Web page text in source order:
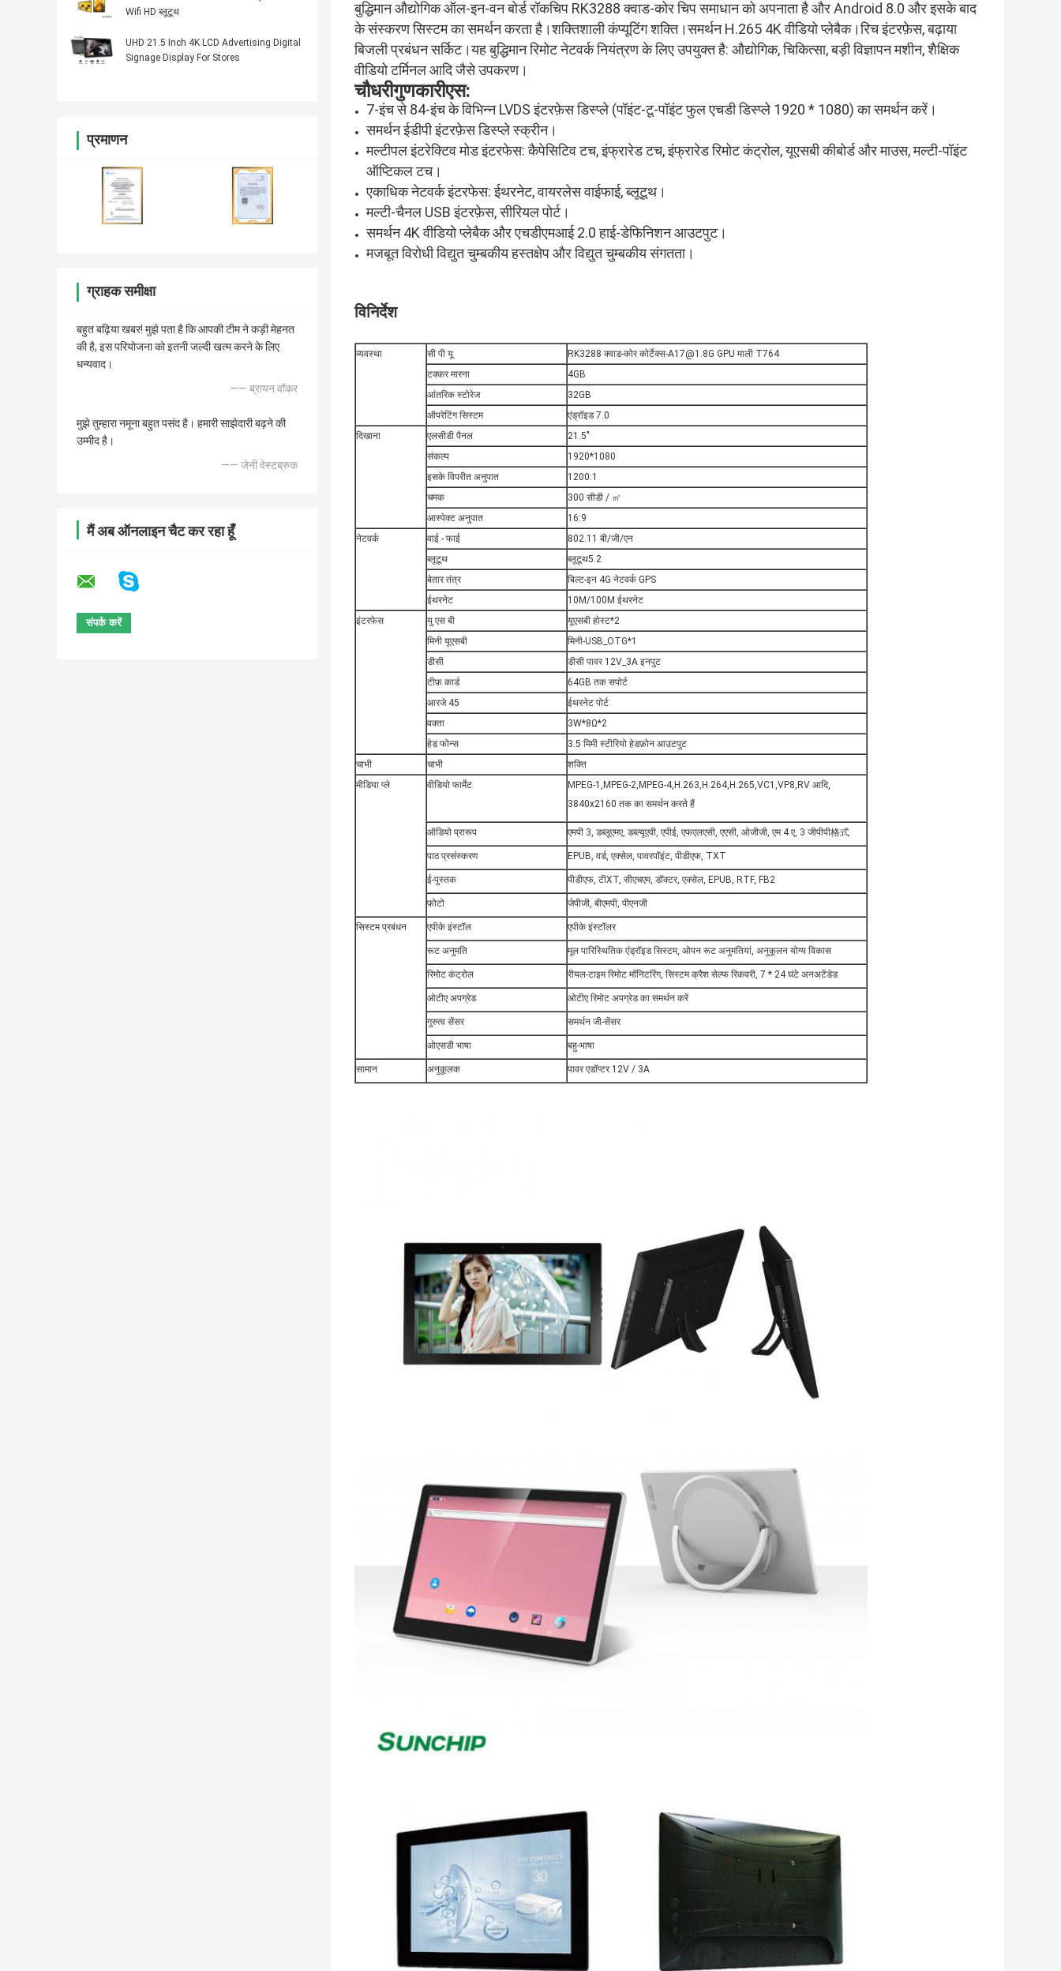
Wifi HD ब्लूटूथ
UHD 21.5 Inch 4K LCD Advertising Digital
Signage Display For Stores
प्रमाणन
ग्राहक समीक्षा
बहुत बढ़िया खबर! मुझे पता है कि आपकी टीम ने कड़ी मेहनत
की है, इस परियोजना को इतनी जल्दी खत्म करने के लिए
धन्यवाद।
—— ब्रायन वॉकर
मुझे तुम्हारा नमूना बहुत पसंद है। हमारी साझेदारी बढ़ने की
उम्मीद है।
—— जेनी वेस्टब्रुक
मैं अब ऑनलाइन चैट कर रहा हूँ
बुद्धिमान औद्योगिक ऑल-इन-वन बोर्ड रॉकचिप RK3288 क्वाड-कोर चिप समाधान को अपनाता है और Android 8.0 और इसके बाद
के संस्करण सिस्टम का समर्थन करता है।शक्तिशाली कंप्यूटिंग शक्ति।समर्थन H.265 4K वीडियो प्लेबैक।रिच इंटरफ़ेस, बढ़ाया
बिजली प्रबंधन सर्किट।यह बुद्धिमान रिमोट नेटवर्क नियंत्रण के लिए उपयुक्त है: औद्योगिक, चिकित्सा, बड़ी विज्ञापन मशीन, शैक्षिक
वीडियो टर्मिनल आदि जैसे उपकरण।
चौधरीगुणकारीएस:
7-इंच से 84-इंच के विभिन्न LVDS इंटरफ़ेस डिस्प्ले (पॉइंट-टू-पॉइंट फुल एचडी डिस्प्ले 1920 * 1080) का समर्थन करें।
समर्थन ईडीपी इंटरफ़ेस डिस्प्ले स्क्रीन।
मल्टीपल इंटरेक्टिव मोड इंटरफेस: कैपेसिटिव टच, इंफ्रारेड टच, इंफ्रारेड रिमोट कंट्रोल, यूएसबी कीबोर्ड और माउस, मल्टी-पॉइंट
ऑप्टिकल टच।
एकाधिक नेटवर्क इंटरफेस: ईथरनेट, वायरलेस वाईफाई, ब्लूटूथ।
मल्टी-चैनल USB इंटरफ़ेस, सीरियल पोर्ट।
समर्थन 4K वीडियो प्लेबैक और एचडीएमआई 2.0 हाई-डेफिनिशन आउटपुट।
मजबूत विरोधी विद्युत चुम्बकीय हस्तक्षेप और विद्युत चुम्बकीय संगतता।
विनिर्देश
व्यवस्था सी पी यू
RK3288 क्वाड-कोर कोर्टेक्स-A17@1.8G GPU माली T764
टक्कर मारना
4GB
आंतरिक स्टोरेज
32GB
ऑपरेटिंग सिस्टम
एंड्रॉइड 7.0
दिखाना
एलसीडी पैनल
21.5"
संकल्प
1920*1080
इसके विपरीत अनुपात
1200:1
चमक
300 सीडी / ㎡
आस्पेक्ट अनुपात
16:9
नेटवर्क
वाई - फाई
802.11 बी/जी/एन
ब्लूटूथ
ब्लूटूथ5.2
बेतार तंत्र
बिल्ट-इन 4G नेटवर्क GPS
ईथरनेट
10M/100M ईथरनेट
इंटरफेस
यु एस बी
यूएसबी होस्ट*2
मिनी यूएसबी
मिनी-USB_OTG*1
डीसी
डीसी पावर 12V_3A इनपुट
टीफ़ कार्ड
64GB तक सपोर्ट
आरजे 45
ईथरनेट पोर्ट
वक्ता
3W*8Ω*2
हेड फोन्स
3.5 मिमी स्टीरियो हेडफ़ोन आउटपुट
चाभी
चाभी
शक्ति
मीडिया प्ले
वीडियो फार्मेट
MPEG-1,MPEG-2,MPEG-4,H.263,H.264,H.265,VC1,VP8,RV आदि,
3840x2160 तक का समर्थन करते हैं
ऑडियो प्रारूप एमपी 3, डब्लूएमए, डब्ल्यूएवी, एपीई, एफएलएसी, एएसी, ओजीजी, एम 4 ए, 3 जीपीपी格式
पाठ प्रसंस्करण EPUB, वर्ड, एक्सेल, पावरपॉइंट, पीडीएफ, TXT
ई-पुस्तक पीडीएफ, टीXT, सीएचएम, डॉक्टर, एक्सेल, EPUB, RTF, FB2
फ़ोटो जेपीजी, बीएमपी, पीएनजी
सिस्टम प्रबंधन एपीके इंस्टॉल एपीके इंस्टॉलर
रूट अनुमति मूल पारिस्थितिक एंड्रॉइड सिस्टम, ओपन रूट अनुमतियां, अनुकूलन योग्य विकास
रिमोट कंट्रोल रीयल-टाइम रिमोट मॉनिटरिंग, सिस्टम क्रैश सेल्फ रिकवरी, 7 * 24 घंटे अनअटेंडेड
ओटीए अपग्रेड ओटीए रिमोट अपग्रेड का समर्थन करें
गुरुत्व सेंसर समर्थन जी-सेंसर
ओएसडी भाषा बहु-भाषा
सामान अनुकूलक पावर एडॉप्टर 12V / 3A